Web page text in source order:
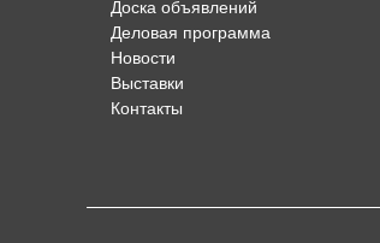
Доска объявлений
Деловая программа
Новости
Выставки
Контакты